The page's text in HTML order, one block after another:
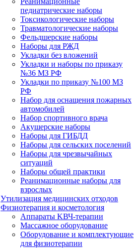
педиатрические наборы
Токсикологические наборы
Травматологические наборы
Фельдшерские наборы
Наборы для РЖД
Укладки без вложений
Укладки и наборы по приказу
№36 МЗ РФ
Укладки по приказу №100 МЗ
РФ
Набор для оснащения пожарных
автомобилей
Набор спортивного врача
Акушерские наборы
Наборы для ГИБДД
Наборы для сельских поселений
Наборы для чрезвычайных
ситуаций
Наборы общей практики
Реанимационные наборы для
взрослых
Утилизация медицинских отходов
Физиотерапия и косметология
Аппараты KВЧ-терапии
Массажное оборудование
Оборудование и комплектующие
для физиотерапии